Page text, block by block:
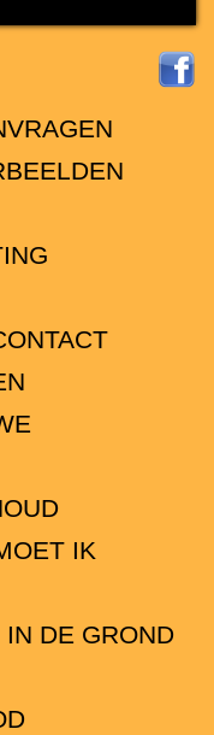
IK
DE GROND